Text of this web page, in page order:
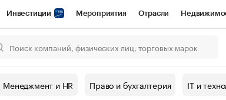
Инвестиции Мероприятия Отрасли
Конференции СПб Спецпроекты Проверка
Менеджмент и HR Право и бухгалтерия IT и